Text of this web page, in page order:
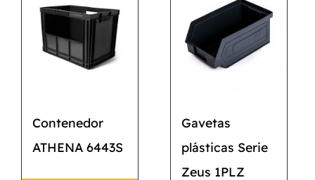
Contenedor
ATHENA 6443S
Gavetas
plásticas Serie
Zeus 1PLZ